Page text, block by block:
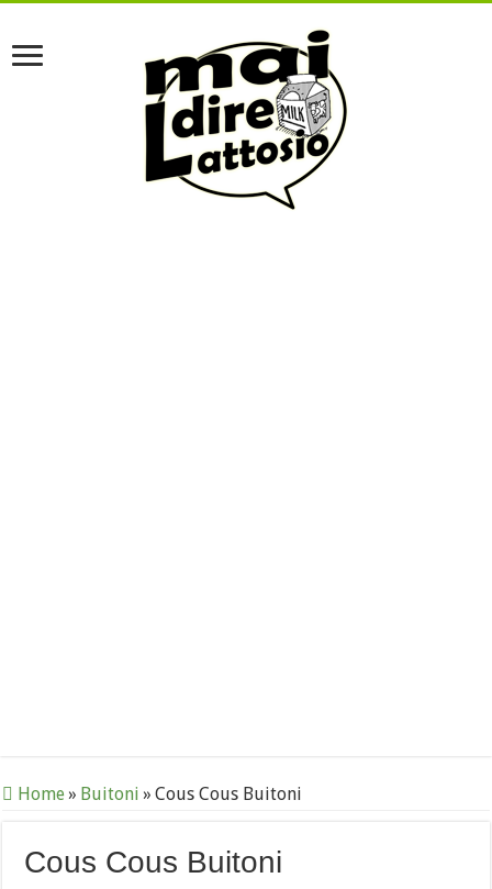
Home» Buitoni » Cous Cous Buitoni
Cous Cous Buitoni